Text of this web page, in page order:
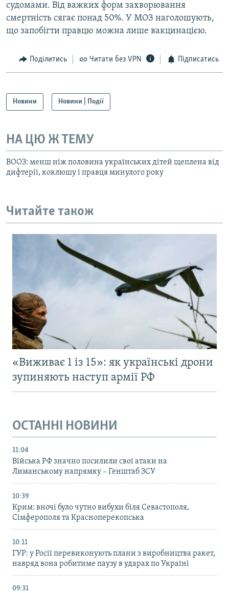
судомами. Від важких форм захворювання
смертність сягає понад 50%. У МОЗ наголошують,
що запобігти правцю можна лише вакцинацією.
Поділитись Читати без VPN Підписатись
Новини Новини | Події
НА ЦЮ Ж ТЕМУ
ВООЗ: менш ніж половина українських дітей щеплена від
дифтерії, коклюшу і правця минулого року
Читайте також
«Виживає 1 із 15»: як українські дрони
зупиняють наступ армії РФ
ОСТАННІ НОВИНИ
11:04
Війська РФ значно посилили свої атаки на
Лиманському напрямку – Генштаб ЗСУ
10:39
Крим: вночі було чутно вибухи біля Севастополя,
Сімферополя та Красноперекопська
10:11
ГУР: у Росії перевиконують плани з виробництва ракет,
навряд вона робитиме паузу в ударах по Україні
09:31